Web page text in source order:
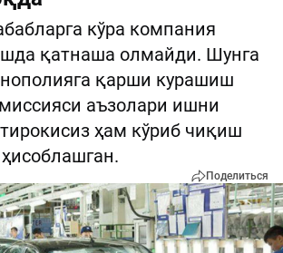
кўра компания
қатнаша олмайди. Шунга
қарши курашиш
аъзолари ишни
ҳам кўриб чиқиш
Поделиться